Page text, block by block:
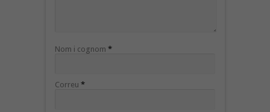
Nom i cognom *
Correu *